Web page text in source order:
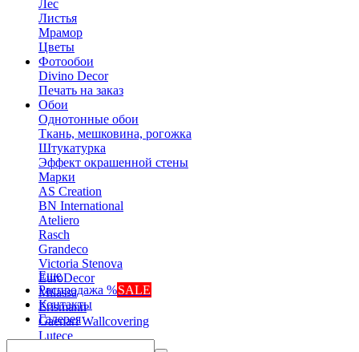
Лес
Листья
Мрамор
Цветы
Фотообои
Divino Decor
Печать на заказ
Обои
Однотонные обои
Ткань, мешковина, рогожка
Штукатурка
Эффект окрашенной стены
Марки
AS Creation
BN International
Ateliero
Rasch
Grandeco
Victoria Stenova
EuroDecor
Milassa
Erismann
Gaenari Wallcovering
Lutece
Еще
Распродажа %SALE
Контакты
Галерея